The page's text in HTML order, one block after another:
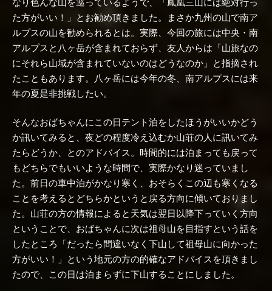
た方がいい！」とお勧め頂きました。まさか九州の山で南ア
ルプスの山を勧められるとは。実際、今回の旅には中央・南
アルプスと八ヶ岳が含まれておらず、友人からは「山旅なの
にそれら山域が含まれていないのはどうなのか」と指摘され
たこともあります。八ヶ岳には今年の冬、南アルプスには来
年の夏是非挑戦したい。
そんなおばちゃんにこの日テント泊をしたほうがいいかどう
か訊いてみると、夜どの程度冷え込むか山荘の人に訊いてみ
たらどうか、とのアドバイス。時間的には泊まっても戻って
もどちらでもいいような時間で、実際かなり迷っていまし
た。前日の車中泊がかなり寒く、おそらくこの辺も寒くなる
ことを考えるとどちらかというと戻る方向に傾いておりまし
た。山荘の方の情報によると天気は翌日以降下っていく方向
ということで、おばちゃんに次は祖母山を目指すという話を
したところ「だったら間違いなく下山して祖母山に向かった
方がいい！」という地元の方の的確なアドバイスを頂きまし
たので、この日は泊まらずに下山することにしました。